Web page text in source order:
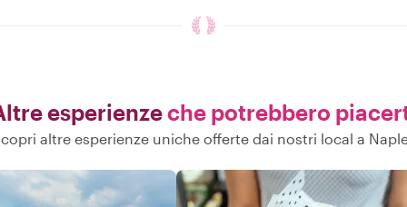
esperienzeche potrebbero
altre esperienze uniche offerte dai nostri local a